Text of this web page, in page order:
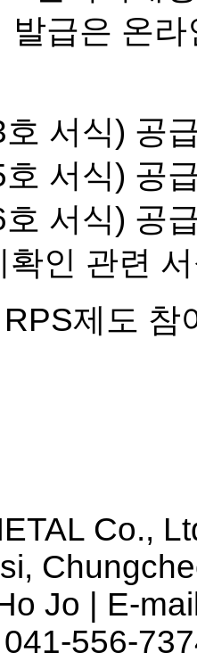
급은 온라
서식) 공
서식) 공
서식) 공
확인 관련
제도 참
Co.,
Jo | E-
556-